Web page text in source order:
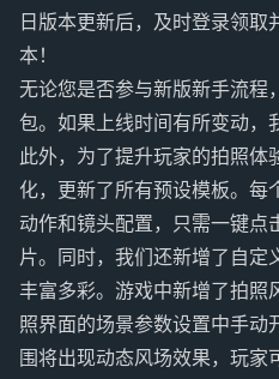
日版本更新后，及时登录领
本！
无论您是否参与新版新手流程
包。如果上线时间有所变动，
此外，为了提升玩家的拍照体
化，更新了所有预设模板。每
动作和镜头配置，只需一键点
片。同时，我们还新增了自定
丰富多彩。游戏中新增了拍照
照界面的场景参数设置中手动
围将出现动态风场效果，玩家